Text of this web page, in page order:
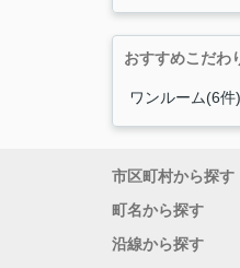
おすすめこだわ
ワンルーム(6件)
市区町村から探す
町名から探す
沿線から探す